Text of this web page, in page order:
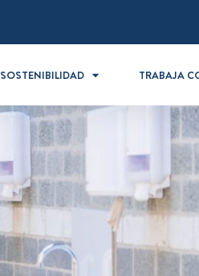
SOSTENIBILIDAD TRABAJA